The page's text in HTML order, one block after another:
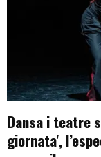
Dansa i teatre
giornata',